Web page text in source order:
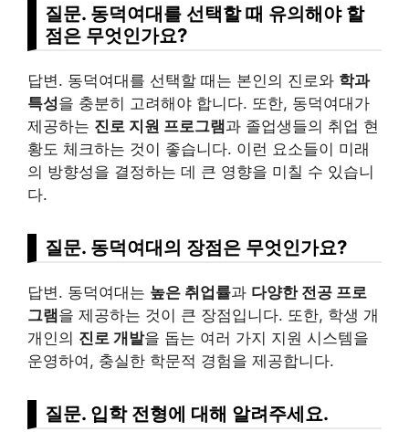
질문. 동덕여대를 선택할 때 유의해야 할
점은 무엇인가요?
답변. 동덕여대를 선택할 때는 본인의 진로와 학과
특성을 충분히 고려해야 합니다. 또한, 동덕여대가
제공하는 진로 지원 프로그램과 졸업생들의 취업 현
황도 체크하는 것이 좋습니다. 이런 요소들이 미래
의 방향성을 결정하는 데 큰 영향을 미칠 수 있습니
다.
질문. 동덕여대의 장점은 무엇인가요?
답변. 동덕여대는 높은 취업률과 다양한 전공 프로
그램을 제공하는 것이 큰 장점입니다. 또한, 학생 개
개인의 진로 개발을 돕는 여러 가지 지원 시스템을
운영하여, 충실한 학문적 경험을 제공합니다.
질문. 입학 전형에 대해 알려주세요.